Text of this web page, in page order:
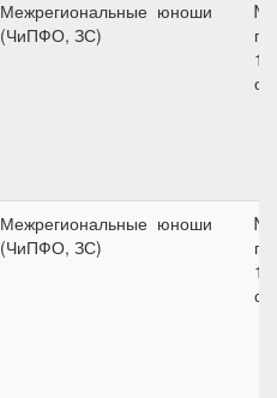
Межрегиональные
(ЧиПФО, ЗС)
юноши
см
Межрегиональные
(ЧиПФО, ЗС)
юноши
см